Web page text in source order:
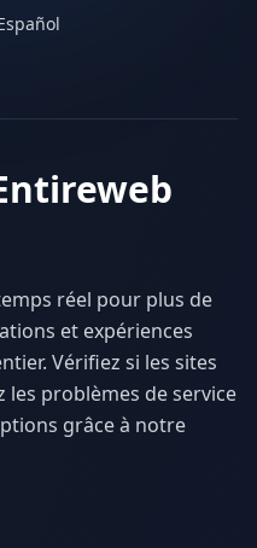
réel pour plus de
et expériences
Vérifiez si les sites
les problèmes de service
grâce à notre